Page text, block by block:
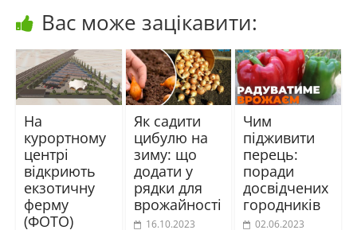
Вас може зацікавити:
На
курортному
центрі
відкриють
екзотичну
ферму
(ФОТО)
Як садити
цибулю на
зиму: що
додати у
рядки для
врожайності
16.10.2023
Чим
підживити
перець:
поради
досвідчених
городників
02.06.2023